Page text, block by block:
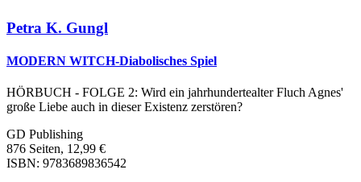
Petra K. Gungl
MODERN WITCH-Diabolisches Spiel
HÖRBUCH - FOLGE 2: Wird ein jahrhundertealter Fluch Agnes'
große Liebe auch in dieser Existenz zerstören?
GD Publishing
876 Seiten, 12,99 €
ISBN: 9783689836542